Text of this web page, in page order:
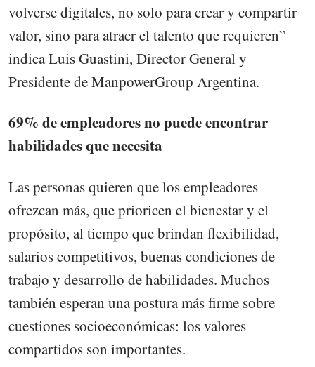
volverse digitales, no solo para crear y compartir
valor, sino para atraer el talento que requieren”
indica Luis Guastini, Director General y
Presidente de ManpowerGroup Argentina.
69% de empleadores no puede encontrar
habilidades que necesita
Las personas quieren que los empleadores
ofrezcan más, que prioricen el bienestar y el
propósito, al tiempo que brindan flexibilidad,
salarios competitivos, buenas condiciones de
trabajo y desarrollo de habilidades. Muchos
también esperan una postura más firme sobre
cuestiones socioeconómicas: los valores
compartidos son importantes.